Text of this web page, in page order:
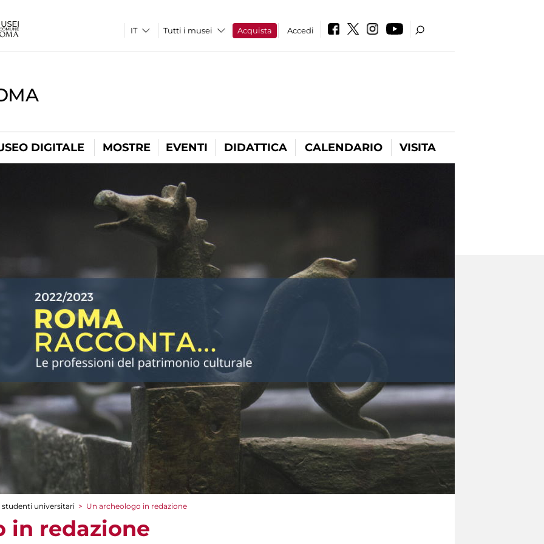
Tutti i musei Acquista Accedi
DIGITALE MOSTRE EVENTI DIDATTICA CALENDARIO VISITA
universitari > Un archeologo in redazione
in redazione